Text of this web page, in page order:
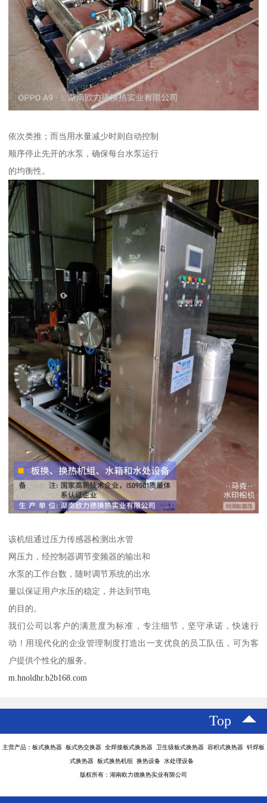
依次类推；而当用水量减少时则自动控制
顺序停止先开的水泵，确保每台水泵运行
的均衡性。
该机组通过压力传感器检测出水管
网压力，经控制器调节变频器的输出和
水泵的工作台数，随时调节系统的出水
量以保证用户水压的稳定，并达到节电
的目的。
我们公司以客户的满意度为标准，专注细节，坚守承诺，快速行
动！用现代化的企业管理制度打造出一支优良的员工队伍，可为客
户提供个性化的服务。
m.hnoldhr.b2b168.com
Top
主营产品：板式换热器 板式热交换器 全焊接板式换热器 卫生级板式换热器 容积式换热器 钎焊板
式换热器 板式换热机组 换热设备 水处理设备
版权所有：湖南欧力德换热实业有限公司